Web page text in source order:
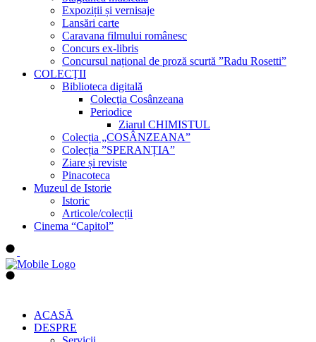
Expoziții și vernisaje
Lansări carte
Caravana filmului românesc
Concurs ex-libris
Concursul național de proză scurtă ”Radu Rosetti”
COLECŢII
Biblioteca digitală
Colecţia Cosânzeana
Periodice
Ziarul CHIMISTUL
Colecția „COSÂNZEANA”
Colecția ”SPERANȚIA”
Ziare și reviste
Pinacoteca
Muzeul de Istorie
Istoric
Articole/colecții
Cinema “Capitol”
ACASĂ
DESPRE